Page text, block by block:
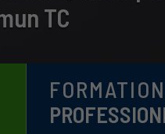
TC